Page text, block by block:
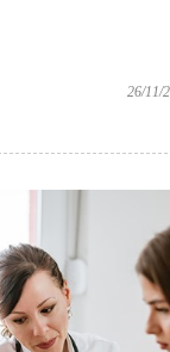
26/11/